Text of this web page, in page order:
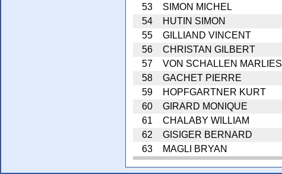
53
SIMON MICHEL
54
HUTIN SIMON
55
GILLIAND VINCENT
56
CHRISTAN GILBERT
57
VON SCHALLEN MARLIES
58
GACHET PIERRE
59
HOPFGARTNER KURT
60
GIRARD MONIQUE
61
CHALABY WILLIAM
62
GISIGER BERNARD
63
MAGLI BRYAN